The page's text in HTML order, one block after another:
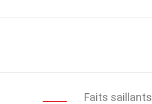
Faits saillants